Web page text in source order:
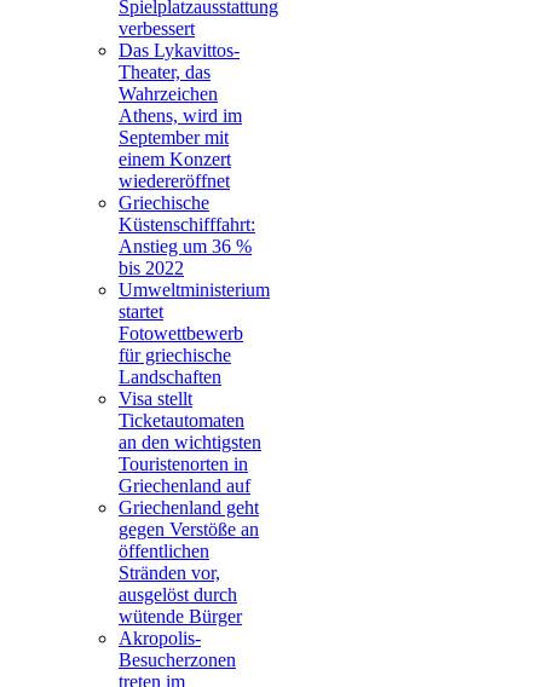
Spielplatzausstattung
verbessert
Das Lykavittos-
Theater, das
Wahrzeichen
Athens, wird im
September mit
einem Konzert
wiedereröffnet
Griechische
Küstenschifffahrt:
Anstieg um 36 %
bis 2022
Umweltministerium
startet
Fotowettbewerb
für griechische
Landschaften
Visa stellt
Ticketautomaten
an den wichtigsten
Touristenorten in
Griechenland auf
Griechenland geht
gegen Verstöße an
öffentlichen
Stränden vor,
ausgelöst durch
wütende Bürger
Akropolis-
Besucherzonen
treten im